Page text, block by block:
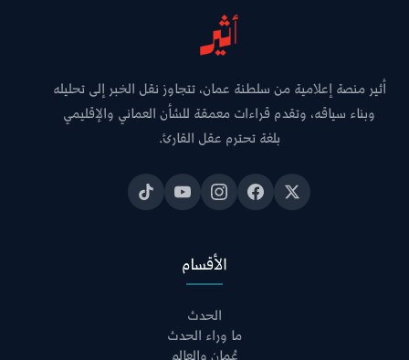
أثير منصة إعلامية من سلطنة عمان، تتجاوز نقل الخبر إلى تحليله
وبناء سياقه، وتقدم قراءات معمقة للشأن العماني والإقليمي
بلغة تحترم عقل القارئ.
الأقسام
الحدث
ما وراء الحدث